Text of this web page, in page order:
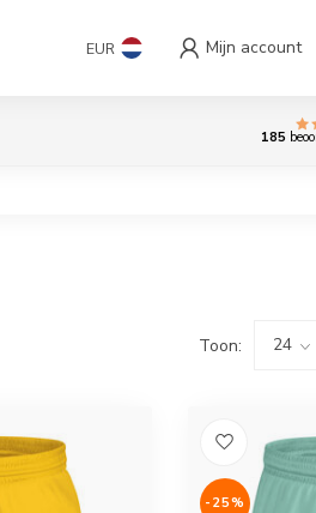
EUR Mijn account
185
Toon:
-25%